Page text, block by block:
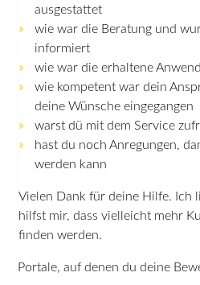
ausgestattet
wie war die Beratung und
informiert
wie war die erhaltene
wie kompetent war dein
deine Wünsche eingegangen
warst dü mit dem Service
hast du noch Anregungen,
werden kann
Vielen Dank für deine Hilfe. Ich
hilfst mir, dass vielleicht mehr
finden werden.
Portale, auf denen du deine